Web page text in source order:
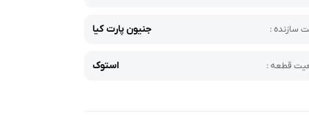
سازنده : جنیون پارت کیا
قطعه : استوک